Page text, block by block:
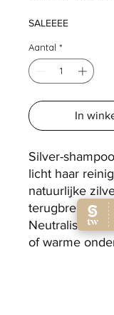
SALEEEE
Aantal *
In
Silver-
licht haar
natuurlijke
terugbrengt.
Neutraliseert
of warme